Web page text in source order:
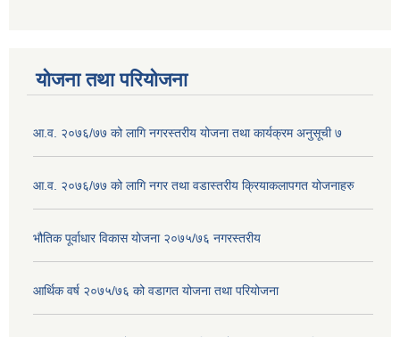
योजना तथा परियोजना
आ.व. २०७६/७७ को लागि नगरस्तरीय योजना तथा कार्यक्रम अनुसूची ७
आ.व. २०७६/७७ को लागि नगर तथा वडास्तरीय क्रियाकलापगत योजनाहरु
भौतिक पूर्वाधार विकास योजना २०७५/७६ नगरस्तरीय
आर्थिक वर्ष २०७५/७६ को वडागत योजना तथा परियोजना